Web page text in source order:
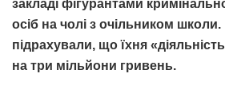
закладі фігурантами
осіб на чолі з очільником
підрахували, що їхня
на три мільйони гривень.